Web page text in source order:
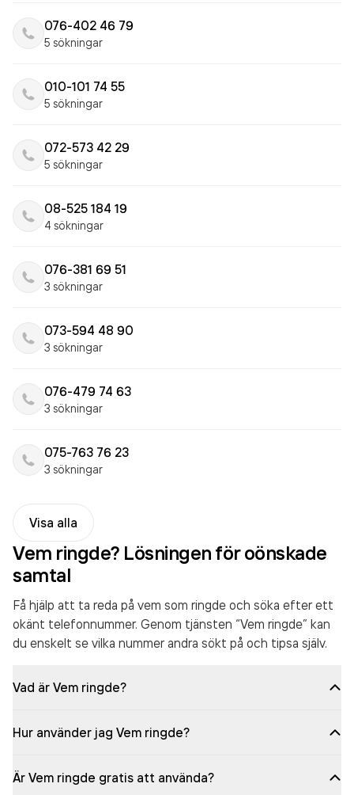
076-402 46 79
5 sökningar
010-101 74 55
5 sökningar
072-573 42 29
5 sökningar
08-525 184 19
4 sökningar
076-381 69 51
3 sökningar
073-594 48 90
3 sökningar
076-479 74 63
3 sökningar
075-763 76 23
3 sökningar
Visa alla
Vem ringde? Lösningen för oönskade
samtal
Få hjälp att ta reda på vem som ringde och söka efter ett
okänt telefonnummer. Genom tjänsten “Vem ringde” kan
du enskelt se vilka nummer andra sökt på och tipsa själv.
Vad är Vem ringde?
Hur använder jag Vem ringde?
Är Vem ringde gratis att använda?